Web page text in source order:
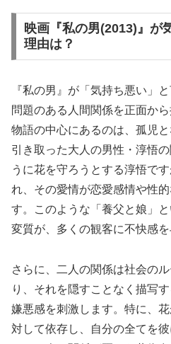
映画『私の男(2013)』が
理由は？
『私の男』が「気持ち悪い」
問題のある人間関係を正面か
物語の中心にあるのは、孤児
引き取った大人の男性・淳悟
うに花を守ろうとする淳悟で
れ、その愛情が恋愛感情や性
す。このような「養父と娘」
変質が、多くの観客に不快感を
さらに、二人の関係は社会の
り、それを隠すことなく描写
嫌悪感を刺激します。特に、
対して依存し、自分の全てを